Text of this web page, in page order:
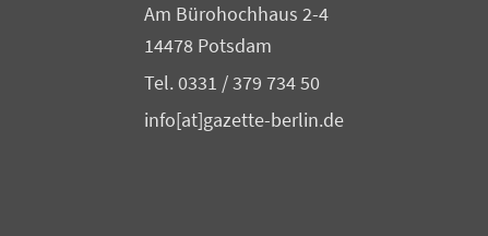
Am Bürohochhaus 2-4
14478 Potsdam
Tel. 0331 / 379 734 50
info[at]gazette-berlin.de